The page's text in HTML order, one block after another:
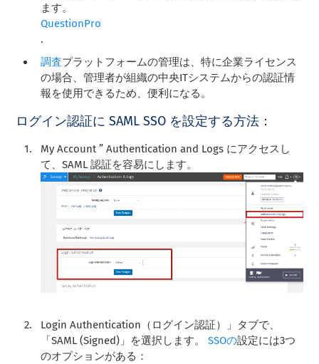
ます。
QuestionPro
.
調査プラットフォームの管理は、特に企業ライセンス
の場合、管理者が組織の中央ITシステムからの認証情
報を使用できるため、便利になる。
ログイン認証に SAML SSO を設定する方法：
My Account ” Authentication and Logs にアクセスし
て、SAML 認証を容易にします。
Login Authentication（ログイン認証）」タブで、
「SAML (Signed)」を選択します。SSOの設定には3つ
のオプションがある：